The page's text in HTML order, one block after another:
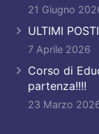
21 Giugno
ULTIMI
7 Aprile 2026
Corso di
partenza!!!!
23 Marzo